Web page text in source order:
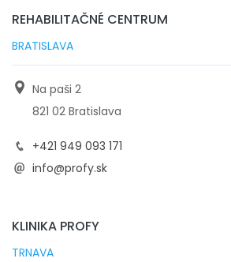
REHABILITAČNÉ CENTRUM
BRATISLAVA
Na paši 2
821 02 Bratislava
+421 949 093 171
info@profy.sk
KLINIKA PROFY
TRNAVA